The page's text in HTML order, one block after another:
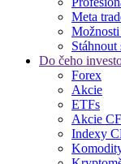
Meta
Do čeho
Forex
Akcie
ETFs
Akcie
Indexy